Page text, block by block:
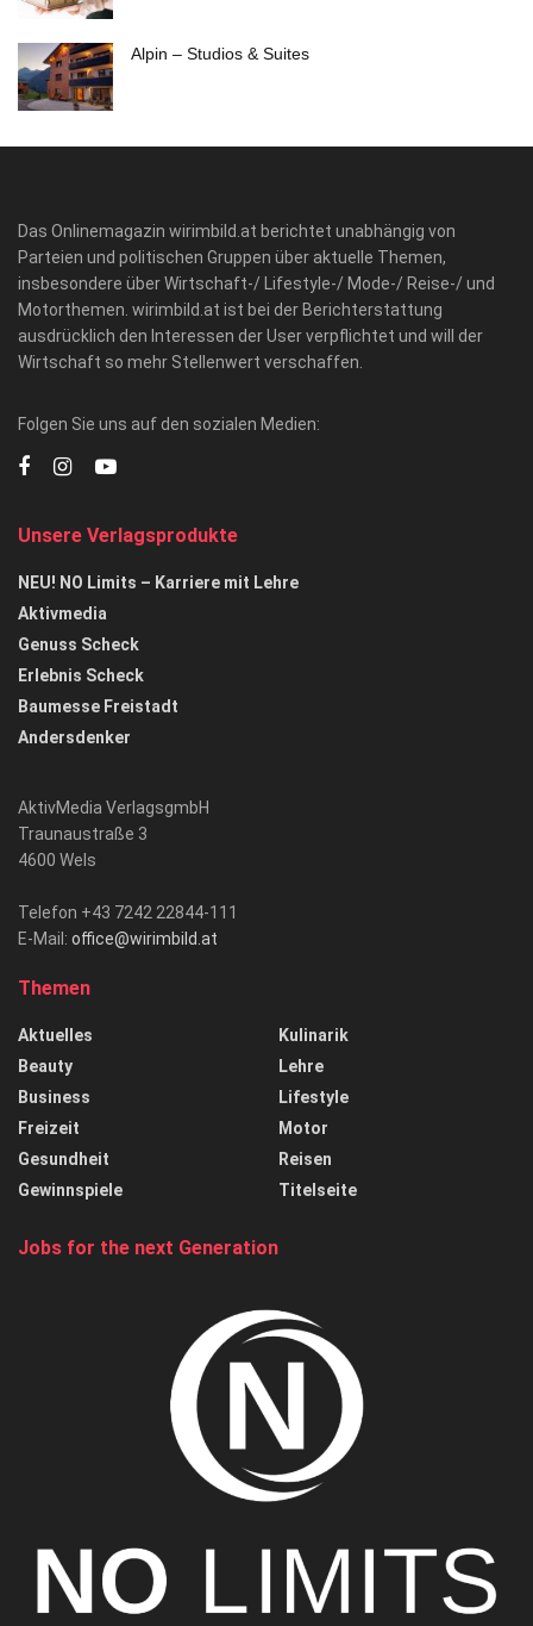
Alpin – Studios & Suites
Das Onlinemagazin wirimbild.at berichtet unabhängig von
Parteien und politischen Gruppen über aktuelle Themen,
insbesondere über Wirtschaft-/ Lifestyle-/ Mode-/ Reise-/ und
Motorthemen. wirimbild.at ist bei der Berichterstattung
ausdrücklich den Interessen der User verpflichtet und will der
Wirtschaft so mehr Stellenwert verschaffen.
Folgen Sie uns auf den sozialen Medien:
Unsere Verlagsprodukte
NEU! NO Limits – Karriere mit Lehre
Aktivmedia
Genuss Scheck
Erlebnis Scheck
Baumesse Freistadt
Andersdenker
AktivMedia VerlagsgmbH
Traunaustraße 3
4600 Wels
Telefon +43 7242 22844-111
E-Mail: office@wirimbild.at
Themen
Aktuelles
Beauty
Business
Freizeit
Gesundheit
Gewinnspiele
Kulinarik
Lehre
Lifestyle
Motor
Reisen
Titelseite
Jobs for the next Generation